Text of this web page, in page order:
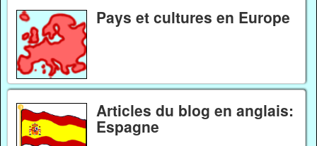
Pays et cultures en Europe
Articles du blog en anglais:
Espagne